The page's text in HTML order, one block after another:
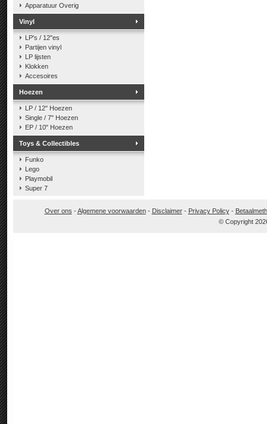
Apparatuur Overig
Vinyl
LP's / 12"es
Partijen vinyl
LP lijsten
Klokken
Accesoires
Hoezen
LP / 12" Hoezen
Single / 7" Hoezen
EP / 10" Hoezen
Toys & Collectibles
Funko
Lego
Playmobil
Super 7
Over ons -Algemene voorwaarden- Disclaimer- Privacy Policy-
© Copyright